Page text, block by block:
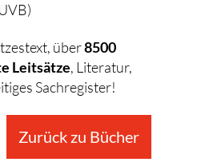
über8500
Leitsätze, Literatur,
Sachregister!
Zurück zu Bücher